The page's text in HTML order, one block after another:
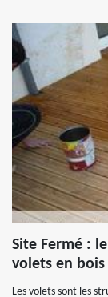
Site Fermé :
volets en bois
Les volets sont les